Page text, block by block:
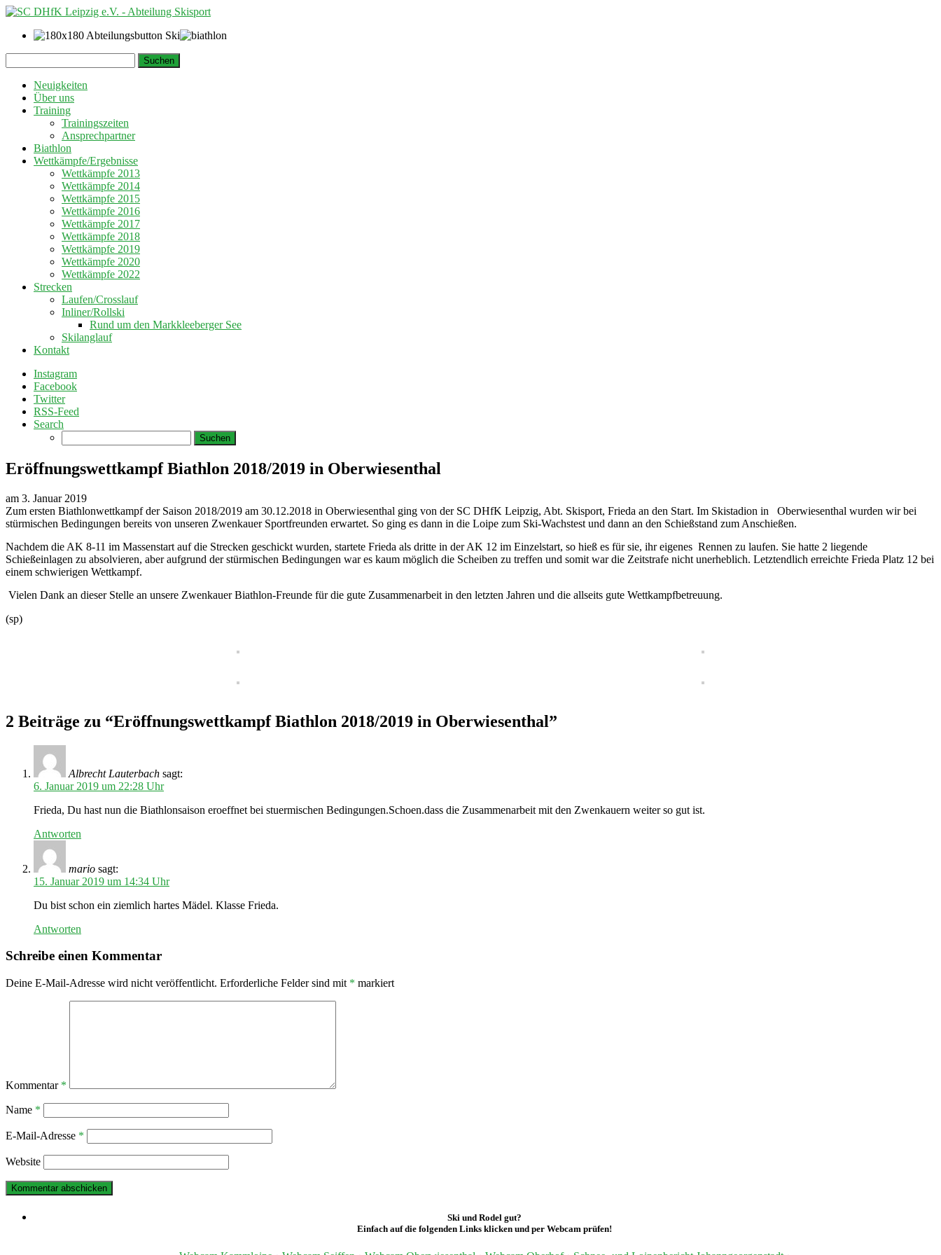
zum
Inhalt
nach:
Neuigkeiten
Über uns
Training
Trainingszeiten
Ansprechpartner
Biathlon
Wettkämpfe/Ergebnisse
Wettkämpfe 2013
Wettkämpfe 2014
Wettkämpfe 2015
Wettkämpfe 2016
Wettkämpfe 2017
Wettkämpfe 2018
Wettkämpfe 2019
Wettkämpfe 2020
Wettkämpfe 2022
Strecken
Laufen/Crosslauf
Inliner/Rollski
Rund um den Markkleeberger See
Skilanglauf
Kontakt
Instagram
Facebook
Twitter
RSS-Feed
Search
nach:
Eröffnungswettkampf Biathlon 2018/2019 in Oberwiesenthal
am 3. Januar 2019
Zum ersten Biathlonwettkampf der Saison 2018/2019 am 30.12.2018 in Oberwiesenthal ging von der SC DHfK Leipzig, Abt. Skisport, Frieda an den Start. Im Skistadion in Oberwiesenthal wurden wir bei
stürmischen Bedingungen bereits von unseren Zwenkauer Sportfreunden erwartet. So ging es dann in die Loipe zum Ski-Wachstest und dann an den Schießstand zum Anschießen.
Nachdem die AK 8-11 im Massenstart auf die Strecken geschickt wurden, startete Frieda als dritte in der AK 12 im Einzelstart, so hieß es für sie, ihr eigenes Rennen zu laufen. Sie hatte 2 liegende
Schießeinlagen zu absolvieren, aber aufgrund der stürmischen Bedingungen war es kaum möglich die Scheiben zu treffen und somit war die Zeitstrafe nicht unerheblich. Letztendlich erreichte Frieda Platz 12 bei
einem schwierigen Wettkampf.
Vielen Dank an dieser Stelle an unsere Zwenkauer Biathlon-Freunde für die gute Zusammenarbeit in den letzten Jahren und die allseits gute Wettkampfbetreuung.
(sp)
2 Beiträge zu “Eröffnungswettkampf Biathlon 2018/2019 in Oberwiesenthal”
Albrecht Lauterbach sagt:
6. Januar 2019 um 22:28 Uhr
Frieda, Du hast nun die Biathlonsaison eroeffnet bei stuermischen Bedingungen.Schoen.dass die Zusammenarbeit mit den Zwenkauern weiter so gut ist.
Antworten
mario sagt:
15. Januar 2019 um 14:34 Uhr
Du bist schon ein ziemlich hartes Mädel. Klasse Frieda.
Antworten
Schreibe einen Kommentar
Deine E-Mail-Adresse wird nicht veröffentlicht. Erforderliche Felder sind mit * markiert
Kommentar *
Name *
E-Mail-Adresse *
Website
Ski und Rodel gut?
Einfach auf die folgenden Links klicken und per Webcam prüfen!